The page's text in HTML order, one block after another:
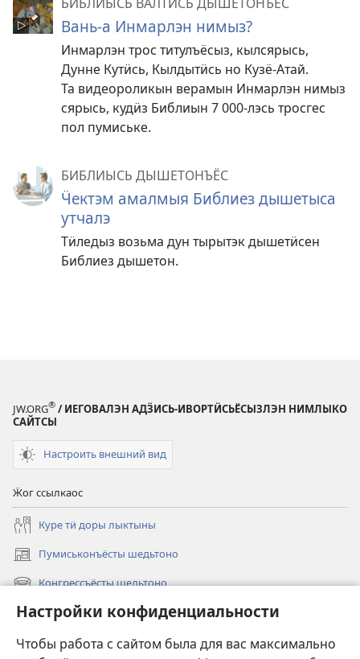
Настройки конфиденциальности
Чтобы работа с сайтом была для вас максимально
Вань-а Инмарлэн нимыз?
Инмарлэн трос титулъёсыз, кылсярысь,
Дунне Кутӥсь, Кылдытӥсь но Кузё-Атай.
Та видеороликын верамын Инмарлэн нимыз
сярысь, кудӥз Библиын 7 000-лэсь тросгес
пол пумиське.
БИБЛИЫСЬ ДЫШЕТОНЪЁС
Ӵектэм амалмыя Библиез дышетыса
утчалэ
Тӥледыз возьма дун тырытэк дышетӥсен
Библиез дышетон.
JW.ORG® / ИЕГОВАЛЭН АДӞИСЬ-ИВОРТӤСЬЁСЫЗЛЭН НИМЛЫКО
САЙТСЫ
Настроить внешний вид
Ӝог ссылкаос
Куре тӥ доры лыктыны
Пумиськонъёсты шедьтоно
(opens
new Конгрессъёсты шедьтоно
(opens
new
window)
Вылез
Видео